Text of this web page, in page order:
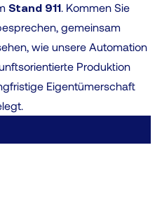
Stand 911. Kommen Sie
gemeinsam
wie unsere Automation
Produktion
Eigentümerschaft